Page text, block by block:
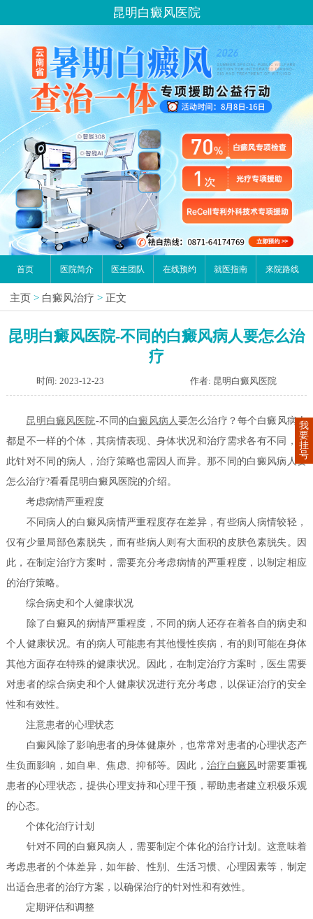
昆明白癜风医院
首页 医院简介 医生团队 在线预约 就医指南 来院路线
主页 > 白癜风治疗 > 正文
昆明白癜风医院-不同的白癜风病人要怎么治
疗
时间: 2023-12-23 作者: 昆明白癜风医院
昆明白癜风医院-不同的白癜风病人要怎么治疗？每个白癜风病人
都是不一样的个体，其病情表现、身体状况和治疗需求各有不同，因
此针对不同的病人，治疗策略也需因人而异。那不同的白癜风病人要
怎么治疗?看看昆明白癜风医院的介绍。
考虑病情严重程度
不同病人的白癜风病情严重程度存在差异，有些病人病情较轻，
仅有少量局部色素脱失，而有些病人则有大面积的皮肤色素脱失。因
此，在制定治疗方案时，需要充分考虑病情的严重程度，以制定相应
的治疗策略。
综合病史和个人健康状况
除了白癜风的病情严重程度，不同的病人还存在着各自的病史和
个人健康状况。有的病人可能患有其他慢性疾病，有的则可能在身体
其他方面存在特殊的健康状况。因此，在制定治疗方案时，医生需要
对患者的综合病史和个人健康状况进行充分考虑，以保证治疗的安全
性和有效性。
注意患者的心理状态
白癜风除了影响患者的身体健康外，也常常对患者的心理状态产
生负面影响，如自卑、焦虑、抑郁等。因此， 治疗白癜风时需要重视
患者的心理状态，提供心理支持和心理干预，帮助患者建立积极乐观
的心态。
个体化治疗计划
针对不同的白癜风病人，需要制定个体化的治疗计划。这意味着
考虑患者的个体差异，如年龄、性别、生活习惯、心理因素等，制定
出适合患者的治疗方案，以确保治疗的针对性和有效性。
定期评估和调整
我
要
挂
号